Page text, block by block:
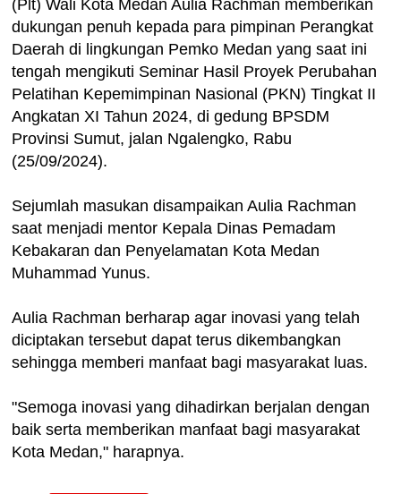
(Plt) Wali Kota Medan Aulia Rachman memberikan
dukungan penuh kepada para pimpinan Perangkat
Daerah di lingkungan Pemko Medan yang saat ini
tengah mengikuti Seminar Hasil Proyek Perubahan
Pelatihan Kepemimpinan Nasional (PKN) Tingkat II
Angkatan XI Tahun 2024, di gedung BPSDM
Provinsi Sumut, jalan Ngalengko, Rabu
(25/09/2024).
Sejumlah masukan disampaikan Aulia Rachman
saat menjadi mentor Kepala Dinas Pemadam
Kebakaran dan Penyelamatan Kota Medan
Muhammad Yunus.
Aulia Rachman berharap agar inovasi yang telah
diciptakan tersebut dapat terus dikembangkan
sehingga memberi manfaat bagi masyarakat luas.
"Semoga inovasi yang dihadirkan berjalan dengan
baik serta memberikan manfaat bagi masyarakat
Kota Medan," harapnya.